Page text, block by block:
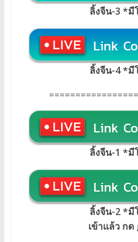
ลิ้งจีน-3 *
ลิ้งจีน-4 *
ลิ้งจีน-1 *
ลิ้งจีน-2 *
เข้าแล้ว กด